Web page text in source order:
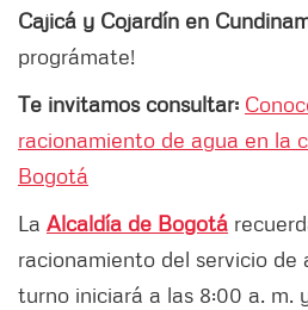
Cajicá y Cojardín en
prográmate!
Te invitamos consultar:
racionamiento de agua en la
Bogotá
La Alcaldía de Bogotá
racionamiento del servicio de
turno iniciará a las 8:00 a. m.